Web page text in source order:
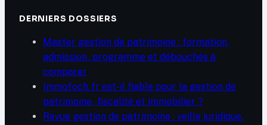
DERNIERS DOSSIERS
Master gestion de patrimoine : formation,
admission, programme et débouchés à
comparer
Immofoch.fr est-il fiable pour la gestion de
patrimoine, fiscalité et immobilier ?
Revue gestion de patrimoine : veille juridique,